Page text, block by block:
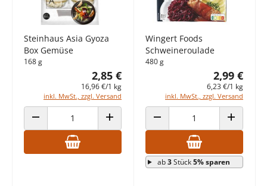
Steinhaus Asia Gyoza
Box Gemüse
168 g
2,85 €
16,96 €/1 kg
inkl. MwSt., zzgl. Versand
ANZAHL VERRINGERN ANZAHL ERHÖHEN
Wingert Foods
Schweineroulade
480 g
2,99 €
6,23 €/1 kg
inkl. MwSt., zzgl. Versand
ANZAHL VERRINGERN ANZAHL
ab3Stück5% sparen